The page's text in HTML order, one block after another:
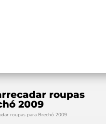
roupas
2009
roupas para Brechó 2009